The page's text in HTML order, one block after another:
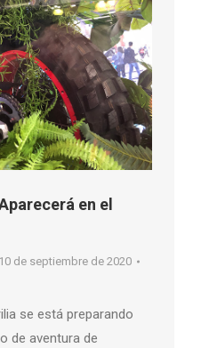
en el
10 de septiembre de 2020
se está preparando
de aventura de